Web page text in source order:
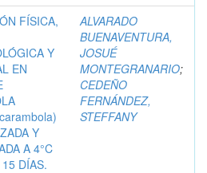
FÍSICA,
Y
EN
Y
A 4°C
DÍAS.
ALVARADO
BUENAVENTURA,
JOSUÉ
MONTEGRANARIO;
CEDEÑO
FERNÁNDEZ,
STEFFANY